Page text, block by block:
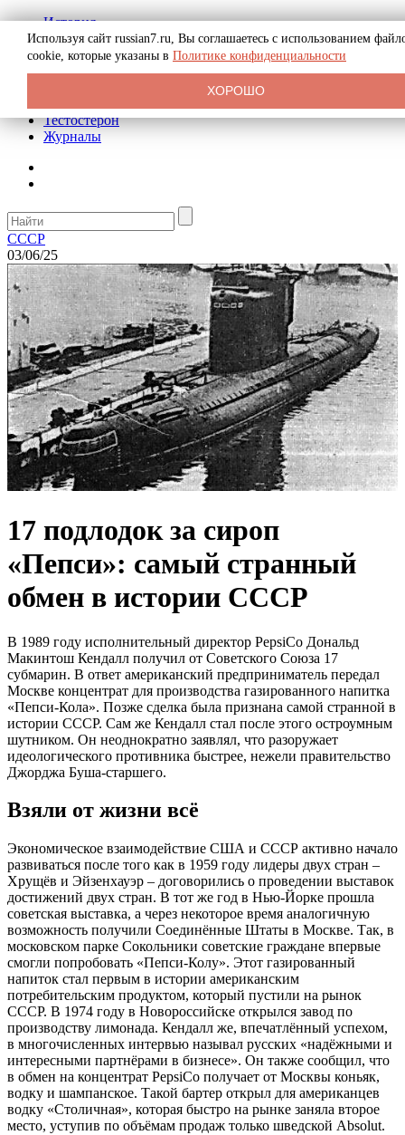
История
Биография
Криминал
Реклама на сайте
Тестостерон
Журналы
СССР
03/06/25
17 подлодок за сироп
«Пепси»: самый странный
обмен в истории СССР
В 1989 году исполнительный директор PepsiCo Дональд
Макинтош Кендалл получил от Советского Союза 17
субмарин. В ответ американский предприниматель передал
Москве концентрат для производства газированного напитка
«Пепси-Кола». Позже сделка была признана самой странной в
истории СССР. Сам же Кендалл стал после этого остроумным
шутником. Он неоднократно заявлял, что разоружает
идеологического противника быстрее, нежели правительство
Джорджа Буша-старшего.
Взяли от жизни всё
Экономическое взаимодействие США и СССР активно начало
развиваться после того как в 1959 году лидеры двух стран –
Хрущёв и Эйзенхауэр – договорились о проведении выставок
достижений двух стран. В тот же год в Нью-Йорке прошла
советская выставка, а через некоторое время аналогичную
возможность получили Соединённые Штаты в Москве. Так, в
московском парке Сокольники советские граждане впервые
смогли попробовать «Пепси-Колу». Этот газированный
напиток стал первым в истории американским
потребительским продуктом, который пустили на рынок
СССР. В 1974 году в Новороссийске открылся завод по
производству лимонада. Кендалл же, впечатлённый успехом,
в многочисленных интервью называл русских «надёжными и
интересными партнёрами в бизнесе». Он также сообщил, что
в обмен на концентрат PepsiCo получает от Москвы коньяк,
водку и шампанское. Такой бартер открыл для американцев
водку «Столичная», которая быстро на рынке заняла второе
место, уступив по объëмам продаж только шведской Absolut.
Используя сайт russian7.ru, Вы соглашаетесь с использованием
cookie, которые указаны в Политике конфиденциальности
ХОРОШО